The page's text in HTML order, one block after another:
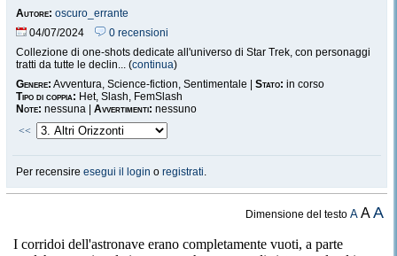
Autore: oscuro_errante
04/07/2024
0 recensioni
Collezione di one-shots dedicate all'universo di Star Trek, con personaggi
tratti da tutte le declin... (continua)
Genere: Avventura, Science-fiction, Sentimentale | Stato: in corso
Tipo di coppia: Het, Slash, FemSlash
Note: nessuna | Avvertimenti: nessuno
<<
Per recensire esegui il login o registrati.
Dimensione del testoA AA
I corridoi dell'astronave erano completamente vuoti, a parte